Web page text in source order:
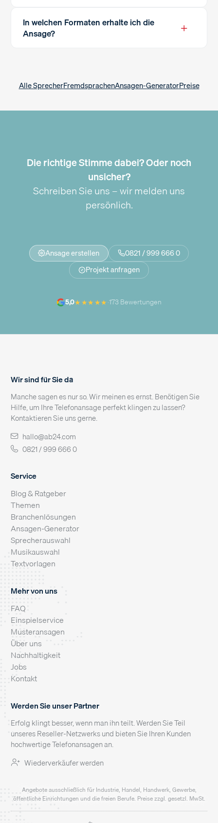
In welchen Formaten erhalte ich die
Ansage?
+
Alle SprecherFremdsprachenAnsagen-GeneratorPreise
Die richtige Stimme dabei? Oder noch
unsicher?
Schreiben Sie uns – wir melden uns
persönlich.
Ansage erstellen
0821 / 999 666 0
Projekt anfragen
5,0★★★★★·173 Bewertungen
Wir sind für Sie da
Manche sagen es nur so. Wir meinen es ernst. Benötigen Sie
Hilfe, um Ihre Telefonansage perfekt klingen zu lassen?
Kontaktieren Sie uns gerne.
hallo@ab24.com
0821 / 999 666 0
Service
Blog & Ratgeber
Themen
Branchenlösungen
Ansagen-Generator
Sprecherauswahl
Musikauswahl
Textvorlagen
Mehr von uns
FAQ
Einspielservice
Musteransagen
Über uns
Nachhaltigkeit
Jobs
Kontakt
Werden Sie unser Partner
Erfolg klingt besser, wenn man ihn teilt. Werden Sie Teil
unseres Reseller-Netzwerks und bieten Sie Ihren Kunden
hochwertige Telefonansagen an.
Wiederverkäufer werden
Angebote ausschließlich für Industrie, Handel, Handwerk, Gewerbe,
öffentliche Einrichtungen und die freien Berufe. Preise zzgl. gesetzl. MwSt.